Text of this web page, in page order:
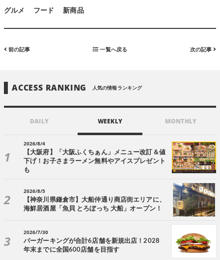
グルメ フード 新商品
前の記事 一覧へ戻る 次の記事
ACCESS RANKING 人気の情報ランキング
DAILY WEEKLY MONTHLY
2026/8/4
【大阪府】「大阪ふくちぁん」メニュー改訂＆値
下げ！お子さまラーメン無料やアイスプレゼント
も
2026/8/5
【神奈川県鎌倉市】大船仲通り商店街エリアに、
海鮮居酒屋「魚貝 とろぼっち 大船」オープン！
2026/7/30
バーガーキングが合計6店舗を新規出店！2028
年末までに全国600店舗を目指す